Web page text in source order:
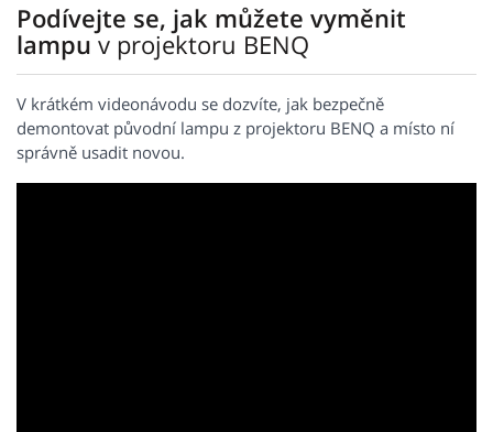
Podívejte se, jak můžete vyměnit
lampuv projektoru BENQ
V krátkém videonávodu se dozvíte, jak bezpečně
demontovat původní lampu z projektoru BENQ a místo ní
správně usadit novou.